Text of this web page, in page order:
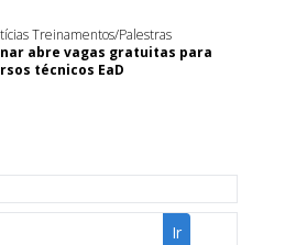
Treinamentos/Palestras
abre vagas gratuitas para
técnicos EaD